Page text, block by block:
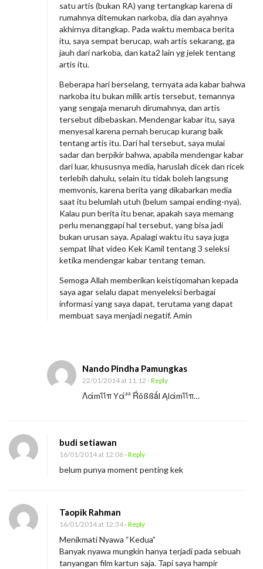
satu artis (bukan RA) yang tertangkap karena di
rumahnya ditemukan narkoba, dia dan ayahnya
akhirnya ditangkap. Pada waktu membaca berita
itu, saya sempat berucap, wah artis sekarang, ga
jauh dari narkoba, dan kata2 lain yg jelek tentang
artis itu.
Beberapa hari berselang, ternyata ada kabar bahwa
narkoba itu bukan milik artis tersebut, temannya
yang sengaja menaruh dirumahnya, dan artis
tersebut dibebaskan. Mendengar kabar itu, saya
menyesal karena pernah berucap kurang baik
tentang artis itu. Dari hal tersebut, saya mulai
sadar dan berpikir bahwa, apabila mendengar kabar
dari luar, khususnya media, haruslah dicek dan ricek
terlebih dahulu, selain itu tidak boleh langsung
memvonis, karena berita yang dikabarkan media
saat itu belumlah utuh (belum sampai ending-nya).
Kalau pun berita itu benar, apakah saya memang
perlu menanggapi hal tersebut, yang bisa jadi
bukan urusan saya. Apalagi waktu itu saya juga
sempat lihat video Kek Kamil tentang 3 seleksi
ketika mendengar kabar tentang teman.
Semoga Allah memberikan keistiqomahan kepada
saya agar selalu dapat menyeleksi berbagai
informasi yang saya dapat, terutama yang dapat
membuat saya menjadi negatif. Amin
Nando Pindha Pamungkas
22/01/2014 at 11:12 - Reply
Λάmΐΐπ Yάªª Ŕõßßǻl Ąlάmΐΐπ…
budi setiawan
16/01/2014 at 12:06- Reply
belum punya moment penting kek
Taopik Rahman
16/01/2014 at 12:34- Reply
Menikmati Nyawa “Kedua”
Banyak nyawa mungkin hanya terjadi pada sebuah
tanyangan film kartun saja. Tapi saya hampir